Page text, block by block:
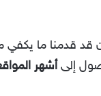
قد قدمنا ما يكفي
إلى أشهر